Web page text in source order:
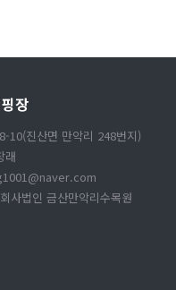
장
10(진산면 만악리 248번지)
래
사법인 금산만악리수목원